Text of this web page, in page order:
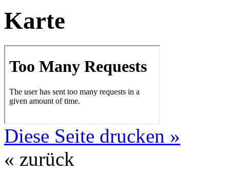
Karte
Diese Seite drucken »
« zurück